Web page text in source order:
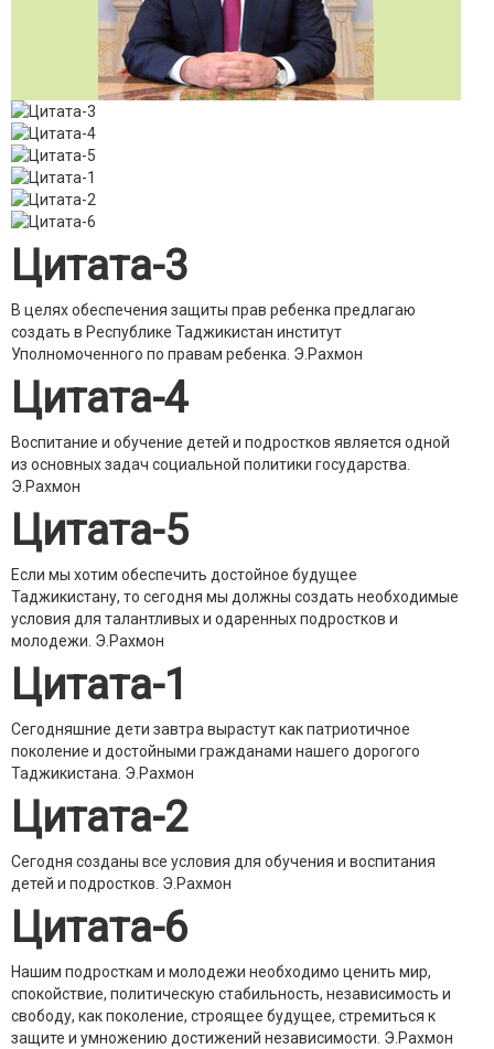
Цитата-3
В целях обеспечения защиты прав ребенка предлагаю
создать в Республике Таджикистан институт
Уполномоченного по правам ребенка. Э.Рахмон
Цитата-4
Воспитание и обучение детей и подростков является одной
из основных задач социальной политики государства.
Э.Рахмон
Цитата-5
Если мы хотим обеспечить достойное будущее
Таджикистану, то сегодня мы должны создать необходимые
условия для талантливых и одаренных подростков и
молодежи. Э.Рахмон
Цитата-1
Сегодняшние дети завтра вырастут как патриотичное
поколение и достойными гражданами нашего дорогого
Таджикистана. Э.Рахмон
Цитата-2
Сегодня созданы все условия для обучения и воспитания
детей и подростков. Э.Рахмон
Цитата-6
Нашим подросткам и молодежи необходимо ценить мир,
спокойствие, политическую стабильность, независимость и
свободу, как поколение, строящее будущее, стремиться к
защите и умножению достижений независимости. Э.Рахмон